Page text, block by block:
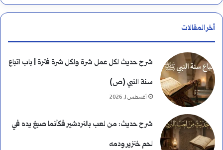
أخر المقالات
شرح حديث لكل عمل شرة ولكل شرة فترة | باب اتباع
سنة النبي (ص)
أغسطس 1, 2026
شرح حديث: من لعب بالنردشير فكأنما صبغ يده في
لحم خنزير ودمه